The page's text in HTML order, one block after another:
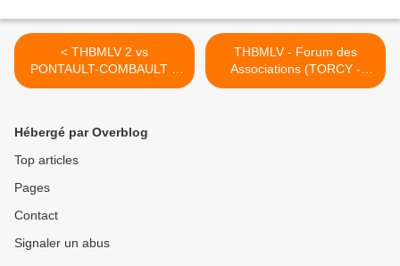
< THBMLV 2 vs
PONTAULT-COMBAULT 2
(Prépa Séniors -
THBMLV - Forum des
Associations (TORCY -
05.09.2015) >
Hébergé par Overblog
Top articles
Pages
Contact
Signaler un abus